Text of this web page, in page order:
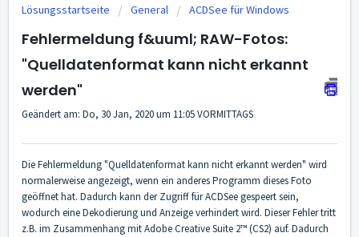
Lösungsstartseite General ACDSee für Windows
Fehlermeldung f&uuml; RAW-Fotos:
"Quelldatenformat kann nicht erkannt
werden"
Geändert am: Do, 30 Jan, 2020 um 11:05 VORMITTAGS
Die Fehlermeldung "Quelldatenformat kann nicht erkannt werden" wird
normalerweise angezeigt, wenn ein anderes Programm dieses Foto
geöffnet hat. Dadurch kann der Zugriff für ACDSee gespeert sein,
wodurch eine Dekodierung und Anzeige verhindert wird. Dieser Fehler tritt
z.B. im Zusammenhang mit Adobe Creative Suite 2™ (CS2) auf. Dadurch